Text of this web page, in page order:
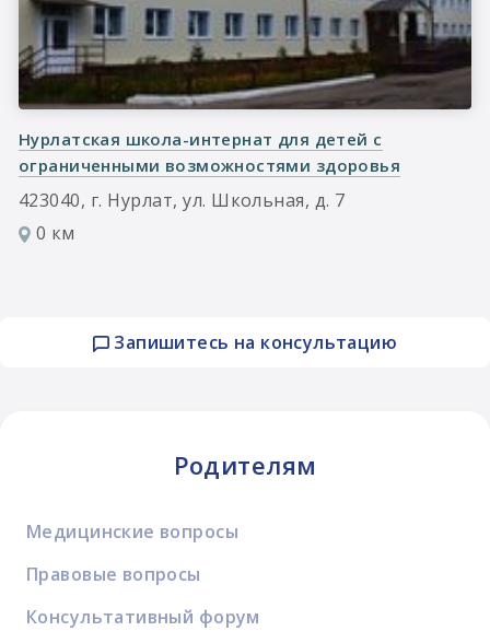
Запишитесь на консультацию
Родителям
Медицинские вопросы
Правовые вопросы
Консультативный форум
Нурлатская школа-интернат для детей с
ограниченными возможностями здоровья
423040, г. Нурлат, ул. Школьная, д. 7
0 км